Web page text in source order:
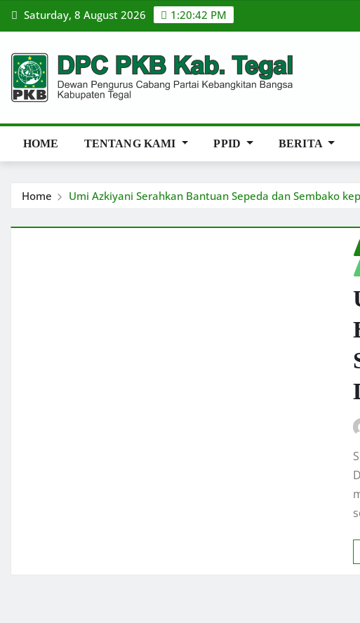
Skip Saturday, 8 August 2026 1:20:43 PM
HOME TENTANG KAMI PPID BERITA
Home Umi Azkiyani Serahkan Bantuan Sepeda dan Sembako